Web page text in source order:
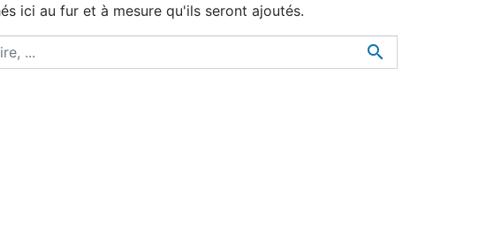
ici au fur et à mesure qu'ils seront ajoutés.
